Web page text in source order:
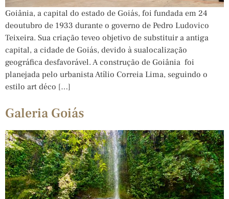
Goiânia, a capital do estado de Goiás, foi fundada em 24
deoutubro de 1933 durante o governo de Pedro Ludovico
Teixeira. Sua criação teveo objetivo de substituir a antiga
capital, a cidade de Goiás, devido à sualocalização
geográfica desfavorável. A construção de Goiânia foi
planejada pelo urbanista Atílio Correia Lima, seguindo o
estilo art déco […]
Galeria Goiás